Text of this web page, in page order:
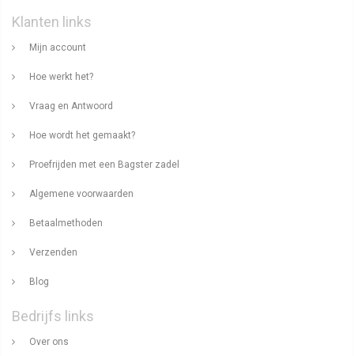
Klanten links
Mijn account
Hoe werkt het?
Vraag en Antwoord
Hoe wordt het gemaakt?
Proefrijden met een Bagster zadel
Algemene voorwaarden
Betaalmethoden
Verzenden
Blog
Bedrijfs links
Over ons